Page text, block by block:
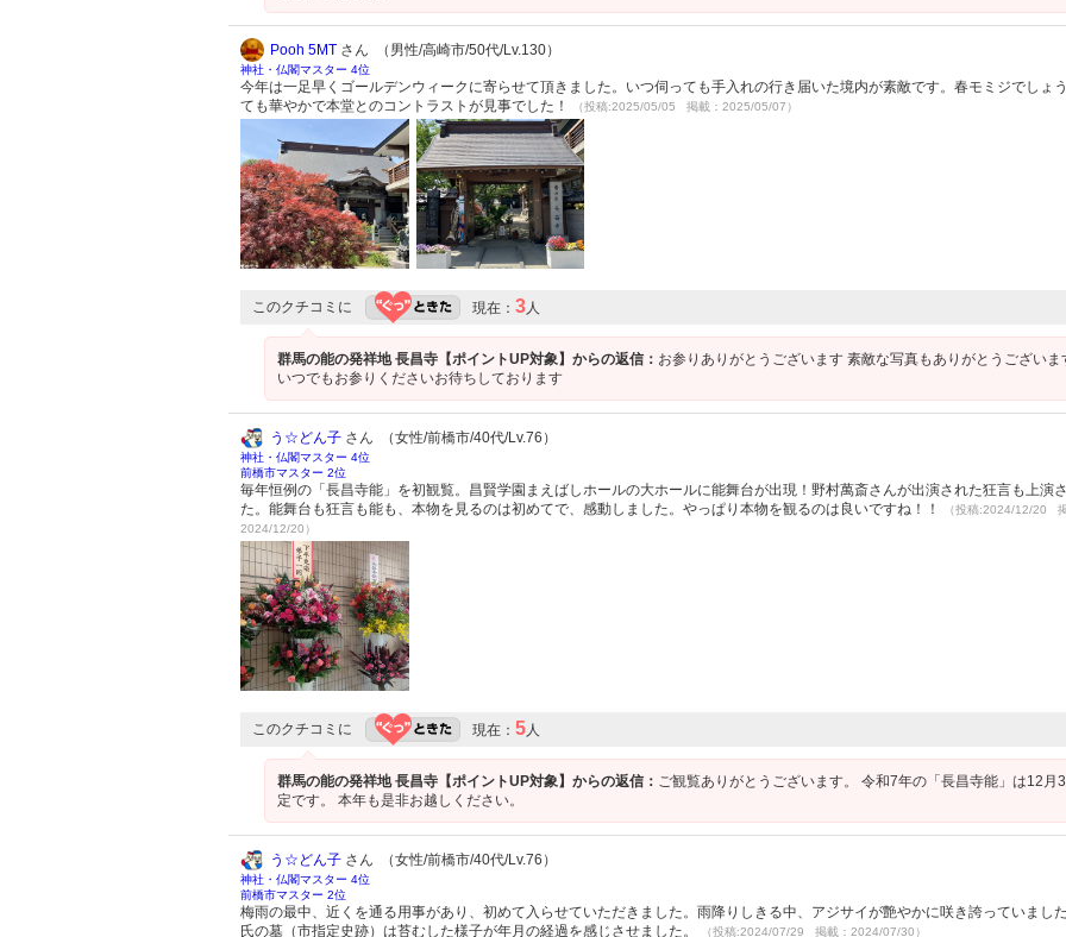
Pooh 5MT さん （男性/高崎市/50代/Lv.130）
神社・仏閣マスター 4位
今年は一足早くゴールデンウィークに寄らせて頂きました。いつ伺っても手入れの行き届いた境内が素敵です。春モミジでしょ
ても華やかで本堂とのコントラストが見事でした！
（投稿:2025/05/05 掲載：2025/05/07）
このクチコミに 現在： 3人
群馬の能の発祥地 長昌寺【ポイントUP対象】からの返信： お参りありがとうございます 素敵な写真もありがとうございま
いつでもお参りくださいお待ちしております
う☆どん子 さん （女性/前橋市/40代/Lv.76）
神社・仏閣マスター 4位
前橋市マスター 2位
毎年恒例の「長昌寺能」を初観覧。昌賢学園まえばしホールの大ホールに能舞台が出現！野村萬斎さんが出演された狂言も上演
た。能舞台も狂言も能も、本物を見るのは初めてで、感動しました。やっぱり本物を観るのは良いですね！！
（投稿:2024/12/20
2024/12/20）
このクチコミに 現在： 5人
群馬の能の発祥地 長昌寺【ポイントUP対象】からの返信： ご観覧ありがとうございます。 令和7年の「長昌寺能」は12月
定です。 本年も是非お越しください。
う☆どん子 さん （女性/前橋市/40代/Lv.76）
神社・仏閣マスター 4位
前橋市マスター 2位
梅雨の最中、近くを通る用事があり、初めて入らせていただきました。雨降りしきる中、アジサイが艶やかに咲き誇っていまし
氏の墓（市指定史跡）は苔むした様子が年月の経過を感じさせました。
（投稿:2024/07/29 掲載：2024/07/30）